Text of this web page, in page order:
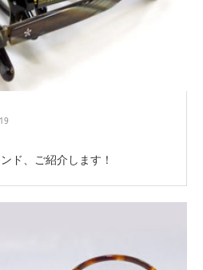
ド、ご紹介します！